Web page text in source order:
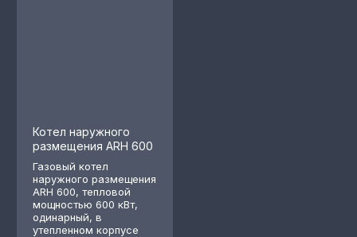
Котел наружного
размещения ARH 600
Газовый котел
наружного размещения
ARH 600, тепловой
мощностью 600 кВт,
одинарный, в
утепленном корпусе